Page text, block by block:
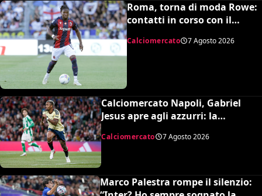
Roma, torna di moda Rowe:
contatti in corso con il
Bologna
Calciomercato 7 Agosto 2026
Calciomercato Napoli, Gabriel
Jesus apre agli azzurri: la
Calciomercato 7 Agosto 2026
Marco Palestra rompe il silenzio: